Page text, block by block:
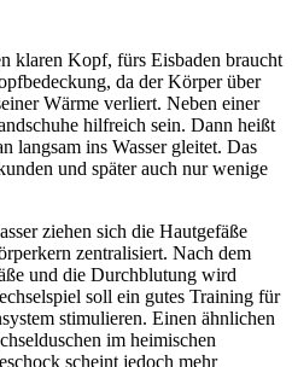
klaren Kopf, fürs Eisbaden braucht
da der Körper über
Wärme verliert. Neben einer
hilfreich sein. Dann heißt
langsam ins Wasser gleitet. Das
und später auch nur wenige
ziehen sich die Hautgefäße
zentralisiert. Nach dem
und die Durchblutung wird
soll ein gutes Training für
stimulieren. Einen ähnlichen
im heimischen
scheint jedoch mehr